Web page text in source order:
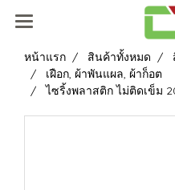
หน้าแรก สินค้าทั้งหมด
เฝือก, ผ้าพันแผล, ผ้าก็อต
ไซริ้งพลาสติก ไม่ติดเข็ม